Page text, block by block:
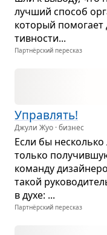
луч­ший спо­соб
кото­рый
тив­но­сти...
Партнёрский пересказ
Управ­лять!
Джули Жуо · бизнес
Если бы
только
команду
такой
в духе: ...
Партнёрский пересказ